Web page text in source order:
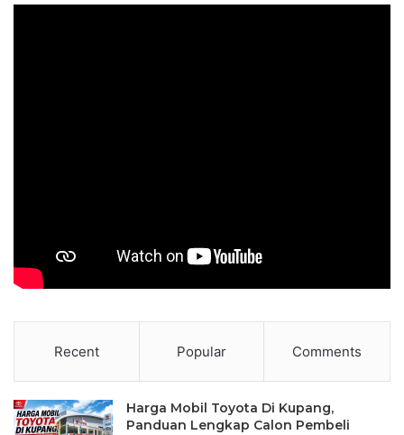
Recent Popular Comments
Harga Mobil Toyota Di Kupang,
Panduan Lengkap Calon Pembeli